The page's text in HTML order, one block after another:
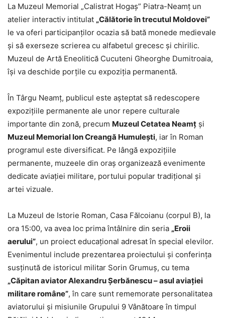
La Muzeul Memorial „Calistrat Hogaș” Piatra-Neamț un
atelier interactiv intitulat „Călătorie în trecutul Moldovei”
le va oferi participanților ocazia să bată monede medievale
și să exerseze scrierea cu alfabetul grecesc și chirilic.
Muzeul de Artă Eneolitică Cucuteni Gheorghe Dumitroaia,
își va deschide porțile cu expoziția permanentă.
În Târgu Neamț, publicul este așteptat să redescopere
expozițiile permanente ale unor repere culturale
importante din zonă, precum Muzeul Cetatea Neamț și
Muzeul Memorial Ion Creangă Humulești, iar în Roman
programul este diversificat. Pe lângă expozițiile
permanente, muzeele din oraș organizează evenimente
dedicate aviației militare, portului popular tradițional și
artei vizuale.
La Muzeul de Istorie Roman, Casa Fălcoianu (corpul B), la
ora 15:00, va avea loc prima întâlnire din seria „Eroii
aerului”, un proiect educațional adresat în special elevilor.
Evenimentul include prezentarea proiectului și conferința
susținută de istoricul militar Sorin Grumuș, cu tema
„Căpitan aviator Alexandru Șerbănescu – asul aviației
militare române”, în care sunt rememorate personalitatea
aviatorului și misiunile Grupului 9 Vânătoare în timpul